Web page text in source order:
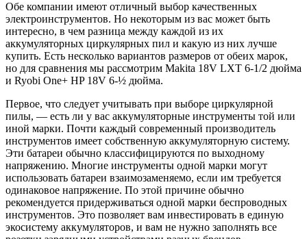
Обе компании имеют отличный выбор качественных
электроинструментов. Но некоторым из вас может быть
интересно, в чем разница между каждой из их
аккумуляторных циркулярных пил и какую из них лучше
купить. Есть несколько вариантов размеров от обеих марок,
но для сравнения мы рассмотрим Makita 18V LXT 6-1/2 дюйма
и Ryobi One+ HP 18V 6-½ дюйма.
Первое, что следует учитывать при выборе циркулярной
пилы, — есть ли у вас аккумуляторные инструменты той или
иной марки. Почти каждый современный производитель
инструментов имеет собственную аккумуляторную систему.
Эти батареи обычно классифицируются по выходному
напряжению. Многие инструменты одной марки могут
использовать батареи взаимозаменяемо, если им требуется
одинаковое напряжение. По этой причине обычно
рекомендуется придерживаться одной марки беспроводных
инструментов. Это позволяет вам инвестировать в единую
экосистему аккумуляторов, и вам не нужно заполнять все